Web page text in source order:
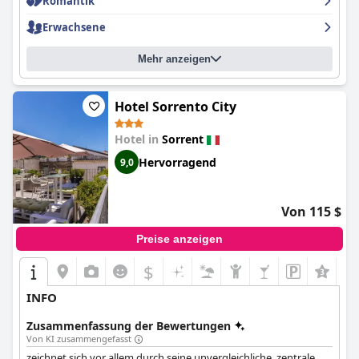
Erwachsene
Mehr anzeigen
Hotel Sorrento City
Hotel in Sorrent
9,0 Hervorragend
Von 115 $
Preise anzeigen
$
INFO
Zusammenfassung der Bewertungen
Von KI zusammengefasst